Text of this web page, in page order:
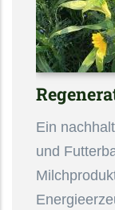
Ein
und